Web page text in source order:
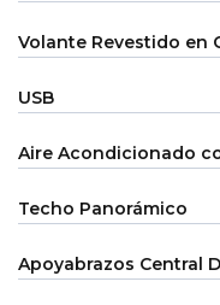
Volante Revestido en
USB
Aire Acondicionado
Techo Panorámico
Apoyabrazos Central